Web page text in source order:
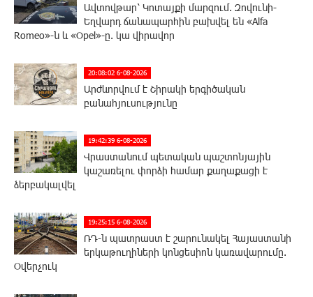
Ավտովթար՝ Կոտայքի մարզում. Զովունի-
Եղվարդ ճանապարհին բախվել են «Alfa
Romeo»-ն և «Opel»-ը. կա վիրավոր
20:08:02 6-08-2026
Արժևորվում է Շիրակի երգիծական
բանահյուսությունը
19:42:39 6-08-2026
Վրաստանում պետական ​​պաշտոնյային
կաշառելու փորձի համար քաղաքացի է
ձերբակալվել
19:25:15 6-08-2026
ՌԴ-ն պատրաստ է շարունակել Հայաստանի
երկաթուղիների կոնցեսիոն կառավարումը.
Օվերչուկ